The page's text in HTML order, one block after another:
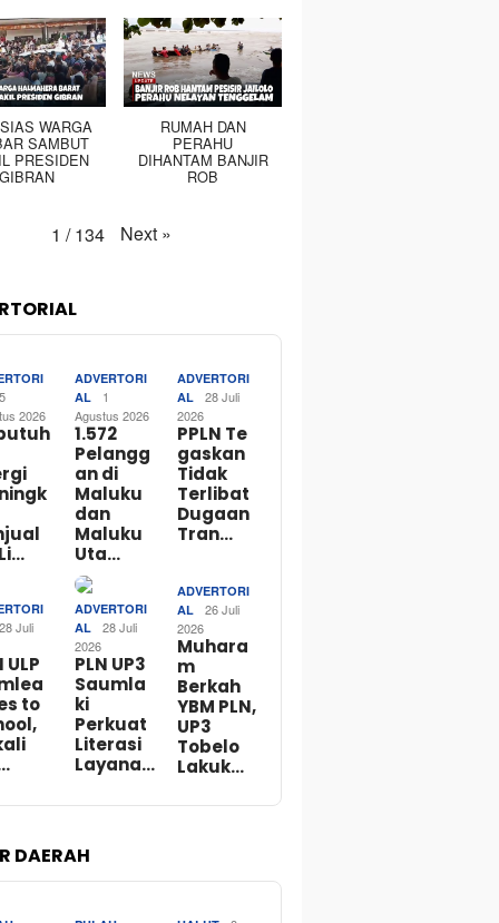
WARGA
SAMBUT
PRESIDEN
GIBRAN
RUMAH DAN
PERAHU
DIHANTAM BANJIR
ROB
1 / 134 Next »
5
2026
ADVERTORI
AL
1
Agustus 2026
1.572
Pelangg
an di
Maluku
dan
Maluku
Uta…
ADVERTORI
AL
28 Juli
2026
PPLN Te
gaskan
Tidak
Terlibat
Dugaan
Tran…
28 Juli
ULP
to
ADVERTORI
AL
28 Juli
2026
PLN UP3
Saumla
ki
Perkuat
Literasi
Layana…
ADVERTORI
AL
26 Juli
2026
Muhara
m
Berkah
YBM PLN,
UP3
Tobelo
Lakuk…
DAERAH